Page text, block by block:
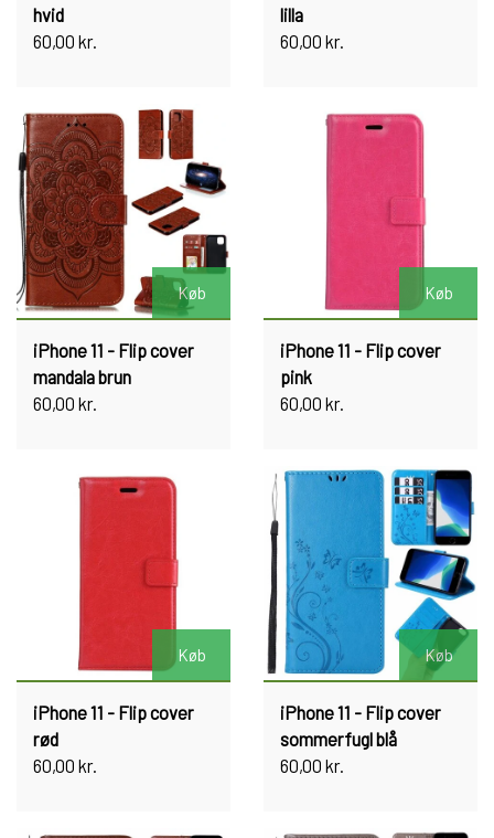
hvid
60,00 kr.
lilla
60,00 kr.
Køb
iPhone 11 - Flip cover
mandala brun
60,00 kr.
Køb
iPhone 11 - Flip cover
pink
60,00 kr.
Køb
iPhone 11 - Flip cover
rød
60,00 kr.
Køb
iPhone 11 - Flip cover
sommerfugl blå
60,00 kr.